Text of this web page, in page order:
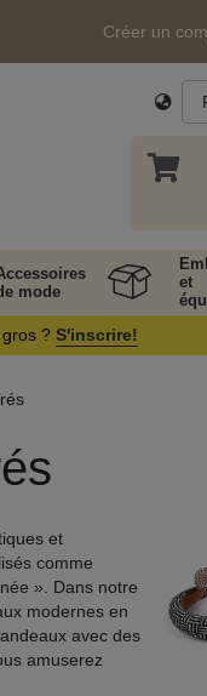
Créer un
mode
et
? S'inscrire!
et
comme
». Dans notre
modernes en
avec des
amuserez